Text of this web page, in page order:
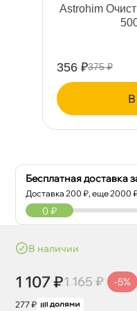
Astrohim
356 ₽375 ₽
Бесплатная доставка
Доставка200 ₽, еще2000
0 ₽
наличии
1 107 ₽1 165 ₽ -5%
277 ₽